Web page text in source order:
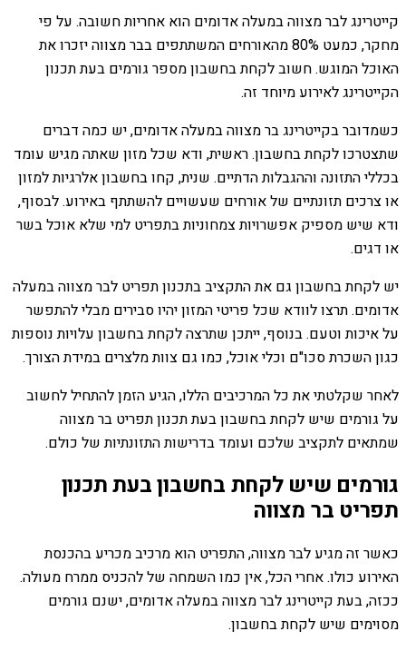
קייטרינג לבר מצווה במעלה אדומים הוא אחריות חשובה. על פי
מחקר, כמעט 80% מהאורחים המשתתפים בבר מצווה יזכרו את
האוכל המוגש. חשוב לקחת בחשבון מספר גורמים בעת תכנון
הקייטרינג לאירוע מיוחד זה.
כשמדובר בקייטרינג בר מצווה במעלה אדומים, יש כמה דברים
שתצטרכו לקחת בחשבון. ראשית, ודא שכל מזון שאתה מגיש עומד
בכללי התזונה וההגבלות הדתיים. שנית, קחו בחשבון אלרגיות למזון
או צרכים תזונתיים של אורחים שעשויים להשתתף באירוע. לבסוף,
ודא שיש מספיק אפשרויות צמחוניות בתפריט למי שלא אוכל בשר
או דגים.
יש לקחת בחשבון גם את התקציב בתכנון תפריט לבר מצווה במעלה
אדומים. תרצו לוודא שכל פריטי המזון יהיו סבירים מבלי להתפשר
על איכות וטעם. בנוסף, ייתכן שתרצה לקחת בחשבון עלויות נוספות
כגון השכרת סכו"ם וכלי אוכל, כמו גם צוות מלצרים במידת הצורך.
לאחר שקלטתי את כל המרכיבים הללו, הגיע הזמן להתחיל לחשוב
על גורמים שיש לקחת בחשבון בעת תכנון תפריט בר מצווה
שמתאים לתקציב שלכם ועומד בדרישות התזונתיות של כולם.
גורמים שיש לקחת בחשבון בעת תכנון
תפריט בר מצווה
כאשר זה מגיע לבר מצווה, התפריט הוא מרכיב מכריע בהכנסת
האירוע כולו. אחרי הכל, אין כמו השמחה של להכניס ממרח מעולה.
ככזה, בעת קייטרינג לבר מצווה במעלה אדומים, ישנם גורמים
מסוימים שיש לקחת בחשבון.